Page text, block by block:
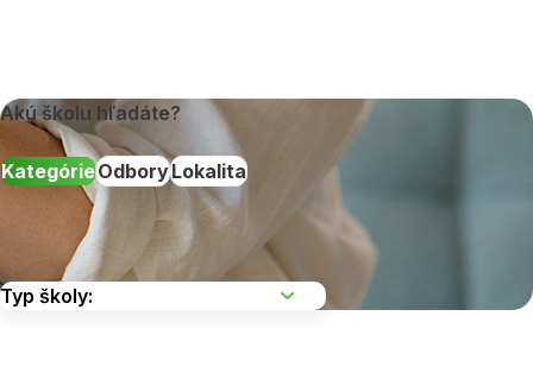
Akú školu hľadáte?
KategórieOdboryLokalita